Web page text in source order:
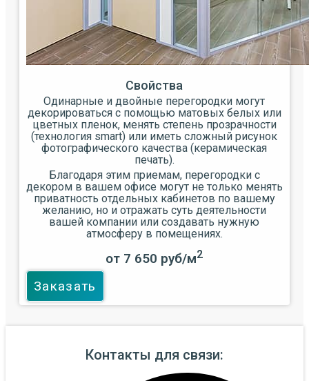
Свойства
Одинарные и двойные перегородки могут
декорироваться с помощью матовых белых или
цветных пленок, менять степень прозрачности
(технология smart) или иметь сложный рисунок
фотографического качества (керамическая
печать).
Благодаря этим приемам, перегородки с
декором в вашем офисе могут не только менять
приватность отдельных кабинетов по вашему
желанию, но и отражать суть деятельности
вашей компании или создавать нужную
атмосферу в помещениях.
от 7 650 руб/м2
Заказать
Контакты для связи: